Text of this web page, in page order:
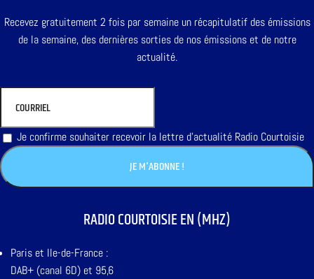
Recevez gratuitement 2 fois par semaine un récapitulatif des émissions
de la semaine, des dernières sorties de nos émissions et de notre
actualité.
Je confirme souhaiter recevoir la lettre d'actualité Radio Courtoisie
RADIO COURTOISIE EN (MHZ)
Paris et Ile-de-France :
DAB+ (canal 6D) et 95,6